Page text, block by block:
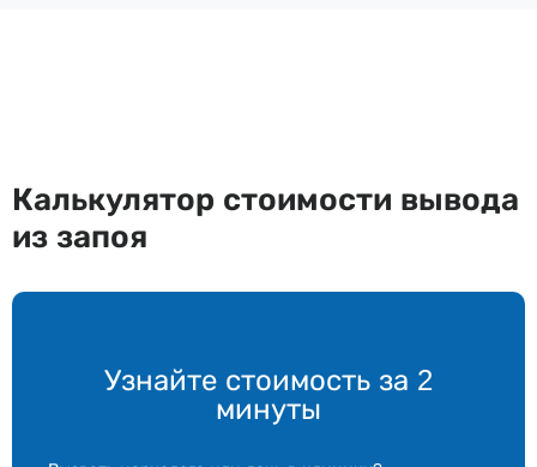
Калькулятор стоимости вывода
из запоя
Узнайте стоимость за 2
минуты